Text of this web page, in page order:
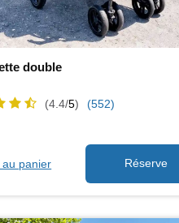
double
(4.4/5) (552)
au panier